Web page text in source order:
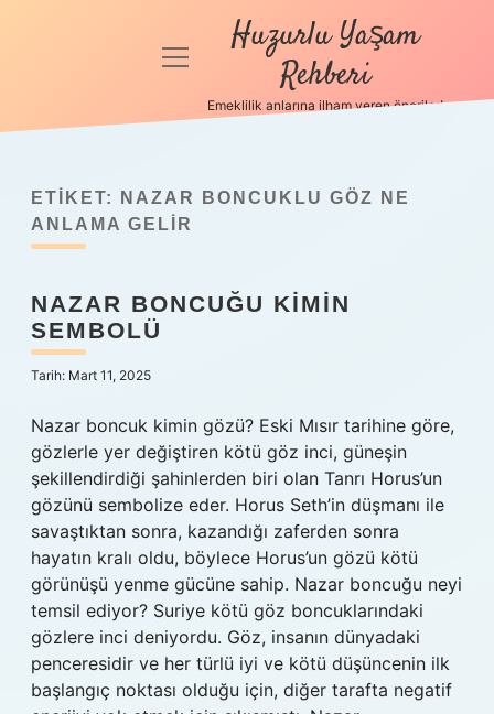
Anasayfa
Politikası
Yasal Uyarı
Hakkımızda
menüyü
Huzurlu Yaşam
Rehberi
Emeklilik anlarına ilham veren öneriler!
ETIKET:
NAZAR BONCUKLU GÖZ NE
ANLAMA GELIR
NAZAR BONCUĞU KIMIN
SEMBOLÜ
Tarih: Mart 11, 2025
Nazar boncuk kimin gözü? Eski Mısır tarihine göre,
gözlerle yer değiştiren kötü göz inci, güneşin
şekillendirdiği şahinlerden biri olan Tanrı Horus’un
gözünü sembolize eder. Horus Seth’in düşmanı ile
savaştıktan sonra, kazandığı zaferden sonra
hayatın kralı oldu, böylece Horus’un gözü kötü
görünüşü yenme gücüne sahip. Nazar boncuğu neyi
temsil ediyor? Suriye kötü göz boncuklarındaki
gözlere inci deniyordu. Göz, insanın dünyadaki
penceresidir ve her türlü iyi ve kötü düşüncenin ilk
başlangıç ​​noktası olduğu için, diğer tarafta negatif